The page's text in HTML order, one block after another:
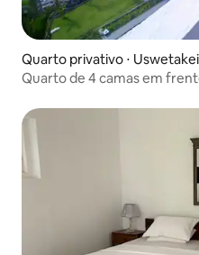
Quarto privativo ⋅
Quarto de 4 camas em